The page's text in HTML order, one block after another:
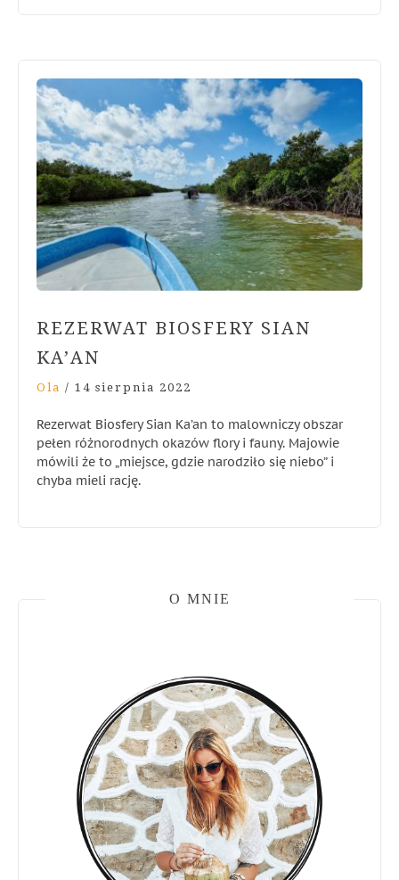
REZERWAT BIOSFERY SIAN
KA’AN
Ola / 14 sierpnia 2022
Rezerwat Biosfery Sian Ka’an to malowniczy obszar
pełen różnorodnych okazów flory i fauny. Majowie
mówili że to „miejsce, gdzie narodziło się niebo” i
chyba mieli rację.
O MNIE